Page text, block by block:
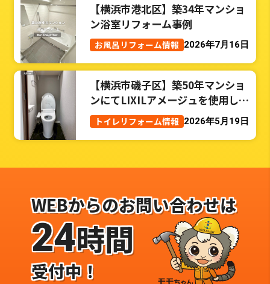
【横浜市港北区】築34年マンショ
ン浴室リフォーム事例
お風呂リフォーム情報 2026年7月16日
【横浜市磯子区】築50年マンショ
ンにてLIXILアメージュを使用した
トイレリフォーム事例
トイレリフォーム情報 2026年5月19日
WEBからのお問い合わせは
24時間
受付中！